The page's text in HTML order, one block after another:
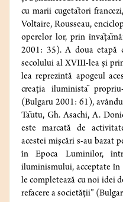
cu marii cugetatori
Voltaire, Rousseau,
operelor lor, prin învața
2001: 35). A doua etapă
secolului al XVIII-lea și
lea reprezintă apogeul
creația iluminista
(Bulgaru 2001: 61),
Tautu, Gh. Asachi, A.
este marcată de
acestei mișcări s‑au bazat
în Epoca Luminilor,
iluminismului, acceptate
le completează cu noi idei
refacere a societății”